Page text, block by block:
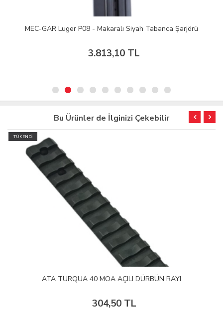
MEC-GAR Luger P08 - Makaralı Siyah Tabanca Şarjörü
3.813,10 TL
Bu Ürünler de İlginizi Çekebilir
TÜKENDİ
ATA TURQUA 40 MOA AÇILI DÜRBÜN RAYI
304,50 TL